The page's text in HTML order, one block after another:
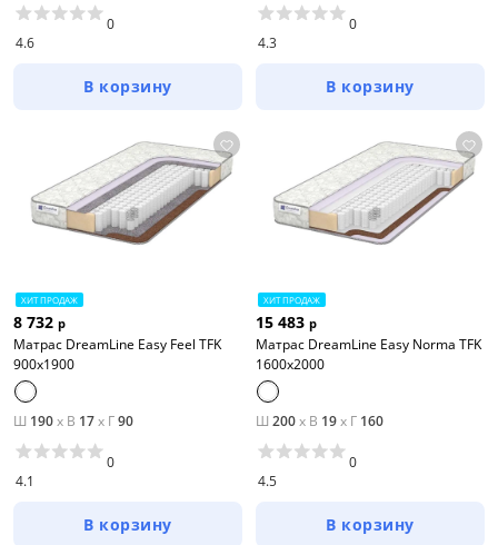
4.6
0
В корзину
4.3
0
В корзину
ХИТ ПРОДАЖ
8 732 р
Матрас DreamLine Easy Feel TFK
900x1900
Ш 190x В 17x Г90
4.1
0
В корзину
ХИТ ПРОДАЖ
15 483 р
Матрас DreamLine Easy Norma TFK
1600x2000
Ш 200x В 19x Г 160
4.5
0
В корзину